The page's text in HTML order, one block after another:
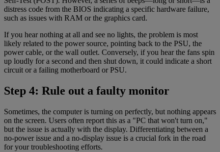
distress code from the BIOS indicating a specific hardware failure,
such as issues with RAM or the graphics card.
If you hear nothing at all and see no lights, the problem is most
likely related to the power source, pointing back to the PSU, the
power cable, or the wall outlet. Conversely, if you hear the fans spin
up loudly for a second and then shut down, it could indicate a short
circuit or a failing motherboard or PSU.
Step 4: Rule out a faulty monitor
Sometimes, the computer is turning on perfectly, but nothing appears
on the screen. Users often report this as a "PC that won't turn on,"
but the issue is actually with the display. Differentiating between a
no-power issue and a no-display issue is a crucial fork in the road
for your troubleshooting efforts.